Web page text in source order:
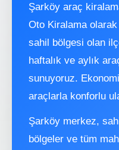
Şarköy araç
Oto Kiralama olarak
sahil bölgesi olan
haftalık ve aylık
sunuyoruz.
araçlarla konforlu
Şarköy merkez,
bölgeler ve tüm